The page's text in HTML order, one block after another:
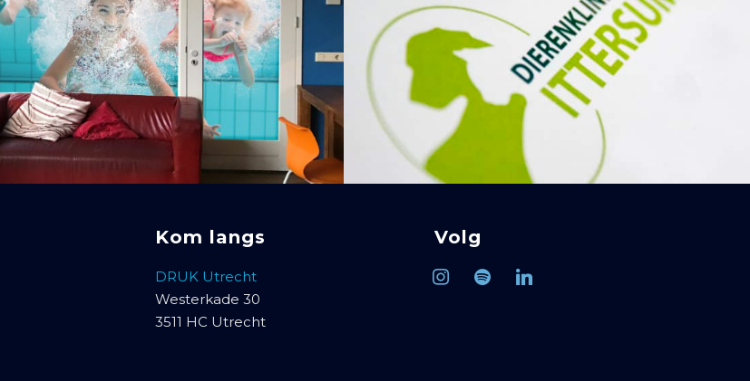
Kom langs
DRUK Utrecht
Westerkade 30
3511 HC Utrecht
Volg
instagram
spotify linkedin